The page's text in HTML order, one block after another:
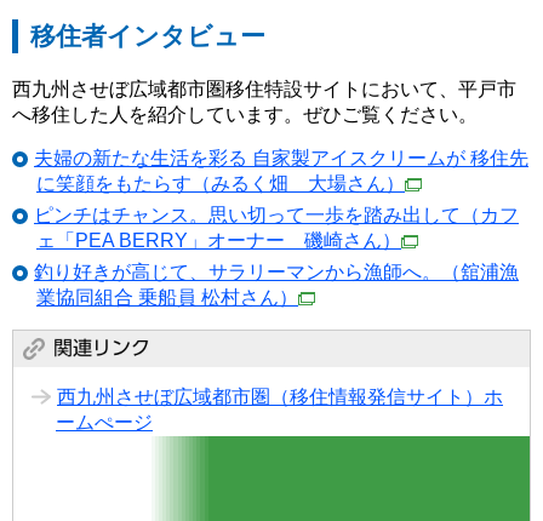
移住者インタビュー
西九州させぼ広域都市圏移住特設サイトにおいて、平戸市
へ移住した人を紹介しています。ぜひご覧ください。
夫婦の新たな生活を彩る 自家製アイスクリームが 移住先
に笑顔をもたらす（みるく畑 大場さん）
ピンチはチャンス。思い切って一歩を踏み出して（カフ
ェ「PEA BERRY」オーナー 磯崎さん）
釣り好きが高じて、サラリーマンから漁師へ。（舘浦漁
業協同組合 乗船員 松村さん）
西九州させぼ広域都市圏（移住情報発信サイト）ホ
ームぺージ